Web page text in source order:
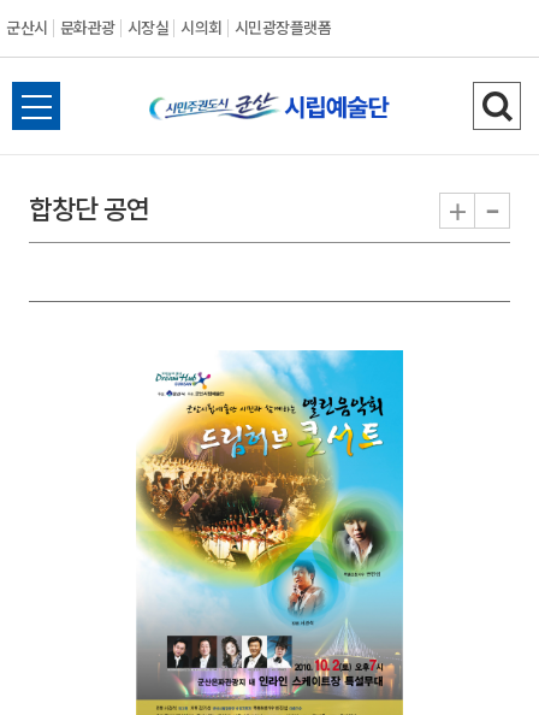
군산시 문화관광 시장실 시의회 시민광장플랫폼
군
산
전
체
뉴
열
검
색
기
합창단 공연 + -